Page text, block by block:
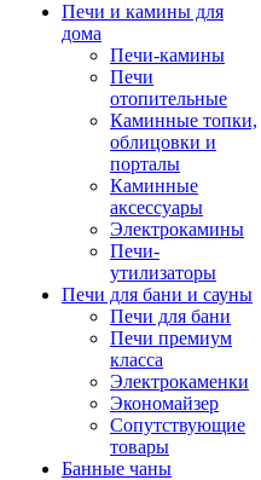
Печи и камины для
дома
Печи-камины
Печи
отопительные
Каминные топки,
облицовки и
порталы
Каминные
аксессуары
Электрокамины
Печи-
утилизаторы
Печи для бани и сауны
Печи для бани
Печи премиум
класса
Электрокаменки
Экономайзер
Сопутствующие
товары
Банные чаны